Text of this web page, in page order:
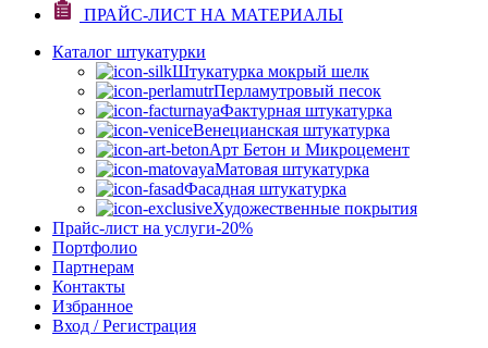
ПРАЙС-ЛИСТ НА МАТЕРИАЛЫ
Каталог штукатурки
Штукатурка мокрый шелк
Перламутровый песок
Фактурная штукатурка
Венецианская штукатурка
Арт Бетон и Микроцемент
Матовая штукатурка
Фасадная штукатурка
Художественные покрытия
Прайс-лист на услуги-20%
Портфолио
Партнерам
Контакты
Избранное
Вход / Регистрация